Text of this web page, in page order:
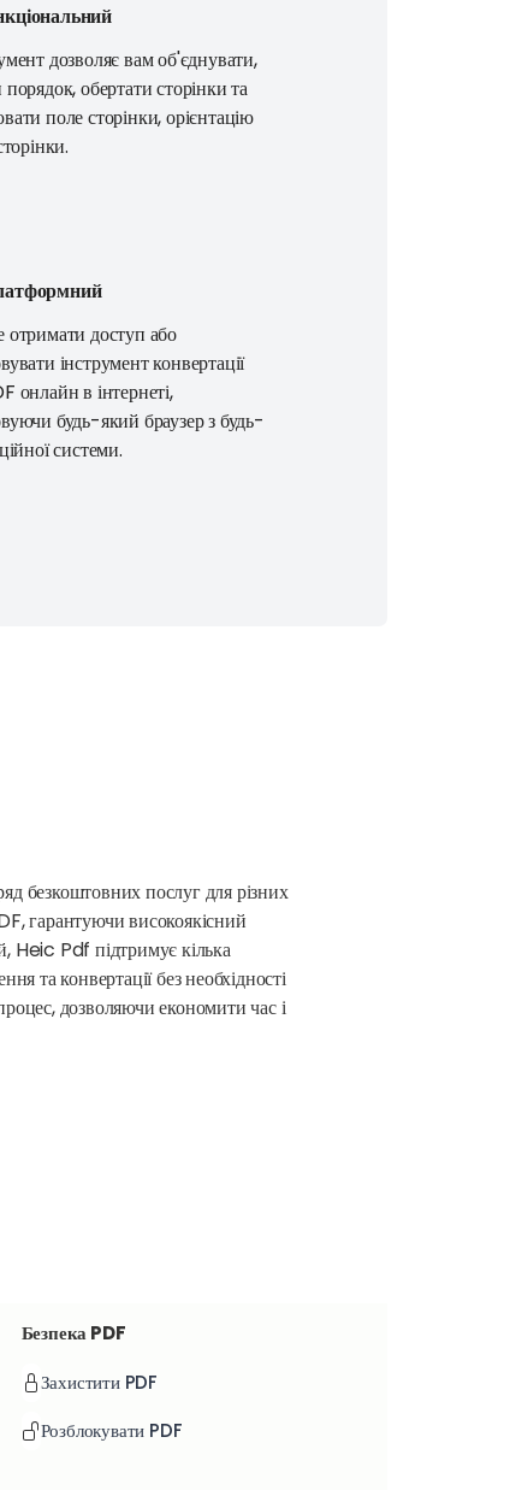
дозволяє вам об'єднувати,
обертати сторінки та
поле сторінки, орієнтацію
доступ або
інструмент конвертації
онлайн в інтернеті,
будь-який браузер з будь-
системи.
безкоштовних послуг для різних
гарантуючи високоякісний
Heic Pdf підтримує кілька
та конвертації без необхідності
дозволяючи економити час і
Безпека PDF
Захистити PDF
Розблокувати PDF